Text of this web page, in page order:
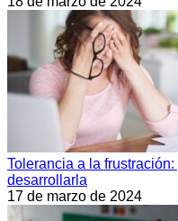
Tolerancia a la
desarrollarla
17 de marzo de 2024